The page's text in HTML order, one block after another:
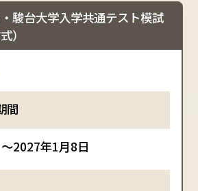
駿台大学入学共通テスト模試
）
2027年1月8日